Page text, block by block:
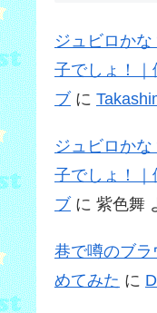
ジュビロか
子でしょ！｜
ブ に
ジュビロか
子でしょ！｜
ブ に 紫色舞
巷で噂のブ
めてみた に